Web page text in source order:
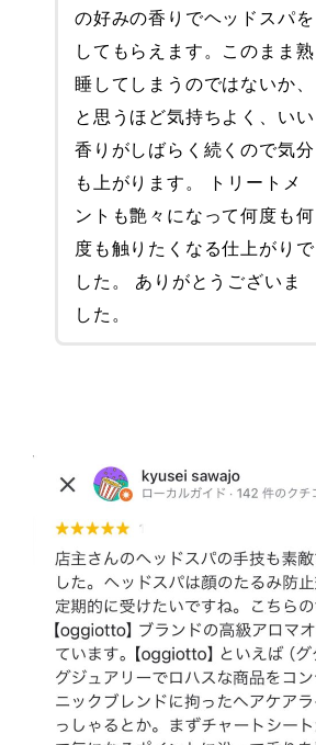
の好みの香りでヘッドスパを
してもらえます。このまま熟
睡してしまうのではないか、
と思うほど気持ちよく、いい
香りがしばらく続くので気分
も上がります。 トリートメ
ントも艶々になって何度も何
度も触りたくなる仕上がりで
した。 ありがとうございま
した。